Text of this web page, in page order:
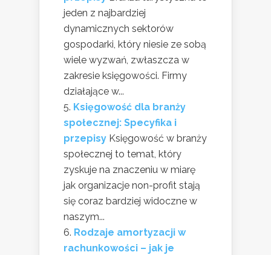
jeden z najbardziej
dynamicznych sektorów
gospodarki, który niesie ze sobą
wiele wyzwań, zwłaszcza w
zakresie księgowości. Firmy
działające w...
Księgowość dla branży
społecznej: Specyfika i
przepisy Księgowość w branży
społecznej to temat, który
zyskuje na znaczeniu w miarę
jak organizacje non-profit stają
się coraz bardziej widoczne w
naszym...
Rodzaje amortyzacji w
rachunkowości – jak je